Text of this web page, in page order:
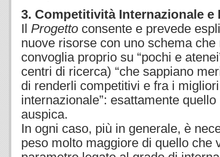
3. Competitività Internazionale e
Il Progetto consente e prevede
nuove risorse con uno schema
convoglia proprio su “pochi e
centri di ricerca) “che sappiano
di renderli competitivi e fra i
internazionale”: esattamente
auspica.
In ogni caso, più in generale, è
peso molto maggiore di quello che